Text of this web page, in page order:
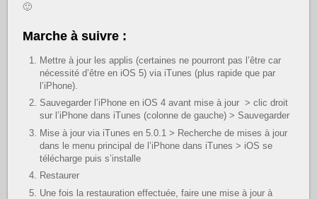
🙂
Marche à suivre :
Mettre à jour les applis (certaines ne pourront pas l’être car
nécessité d’être en iOS 5) via iTunes (plus rapide que par
l’iPhone).
Sauvegarder l’iPhone en iOS 4 avant mise à jour > clic droit
sur l’iPhone dans iTunes (colonne de gauche) > Sauvegarder
Mise à jour via iTunes en 5.0.1 > Recherche de mises à jour
dans le menu principal de l’iPhone dans iTunes > iOS se
télécharge puis s’installe
Restaurer
Une fois la restauration effectuée, faire une mise à jour à